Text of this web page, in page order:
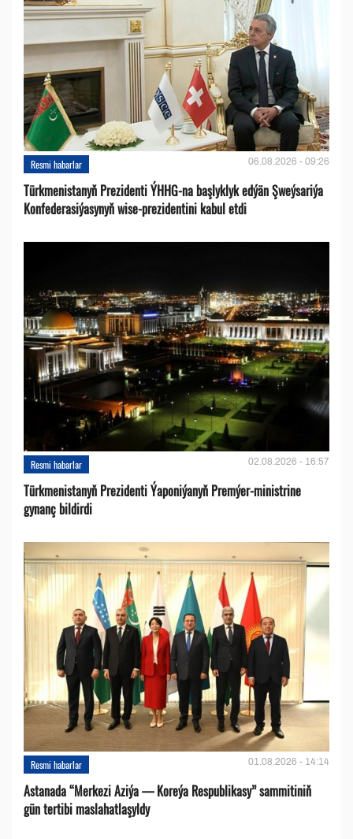
Resmi habarlar 06.08.2026 - 09:26
Türkmenistanyň Prezidenti ÝHHG-na başlyklyk edýän Şweýsariýa
Konfederasiýasynyň wise-prezidentini kabul etdi
Resmi habarlar 02.08.2026 - 16:57
Türkmenistanyň Prezidenti Ýaponiýanyň Premýer-ministrine
gynanç bildirdi
Resmi habarlar 01.08.2026 - 14:14
Astanada “Merkezi Aziýa — Koreýa Respublikasy” sammitiniň
gün tertibi maslahatlaşyldy